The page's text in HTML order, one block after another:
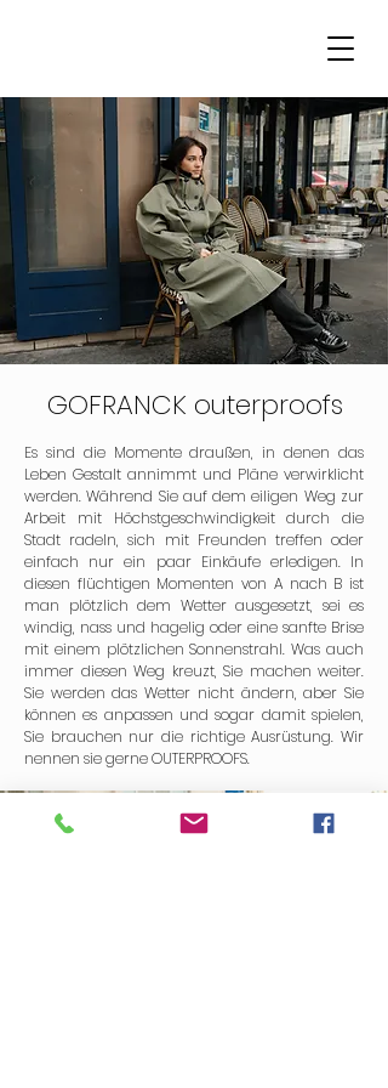
GOFRANCK outerproofs
Es sind die Momente draußen, in denen das
Leben Gestalt annimmt und Pläne verwirklicht
werden. Während Sie auf dem eiligen Weg zur
Arbeit mit Höchstgeschwindigkeit durch die
Stadt radeln, sich mit Freunden treffen oder
einfach nur ein paar Einkäufe erledigen. In
diesen flüchtigen Momenten von A nach B ist
man plötzlich dem Wetter ausgesetzt, sei es
windig, nass und hagelig oder eine sanfte Brise
mit einem plötzlichen Sonnenstrahl. Was auch
immer diesen Weg kreuzt, Sie machen weiter.
Sie werden das Wetter nicht ändern, aber Sie
können es anpassen und sogar damit spielen,
Sie brauchen nur die richtige Ausrüstung. Wir
nennen sie gerne OUTERPROOFS.